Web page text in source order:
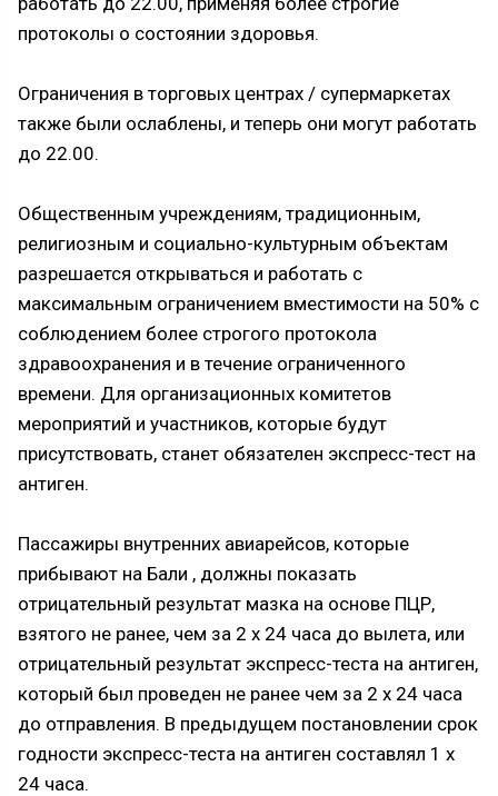
протоколы о состоянии здоровья.
Ограничения в торговых центрах / супермаркетах
также были ослаблены, и теперь они могут работать
до 22.00.
Общественным учреждениям, традиционным,
религиозным и социально-культурным объектам
разрешается открываться и работать с
максимальным ограничением вместимости на 50% с
соблюдением более строгого протокола
здравоохранения и в течение ограниченного
времени. Для организационных комитетов
мероприятий и участников, которые будут
присутствовать, станет обязателен экспресс-тест на
антиген.
Пассажиры внутренних авиарейсов, которые
прибывают на Бали , должны показать
отрицательный результат мазка на основе ПЦР,
взятого не ранее, чем за 2 х 24 часа до вылета, или
отрицательный результат экспресс-теста на антиген,
который был проведен не ранее чем за 2 х 24 часа
до отправления. В предыдущем постановлении срок
годности экспресс-теста на антиген составлял 1 х
24 часа.